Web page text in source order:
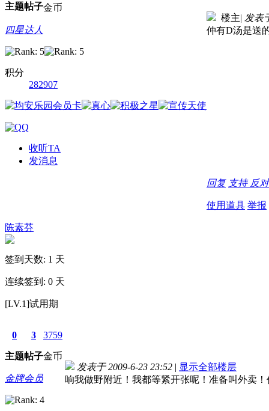
主题帖子金币
四星达人
积分
282907
收听TA
发消息
楼主| 发表
仲有D汤是送
回复 支持 反对
使用道具 举报
陈素芬
签到天数: 1 天
连续签到: 0 天
[LV.1]试用期
0
主题
3
帖子
3759
金币
金牌会员
发表于 2009-6-23 23:52 | 显示全部楼层
响我做野附近！我都等紧开张呢！准备叫外卖